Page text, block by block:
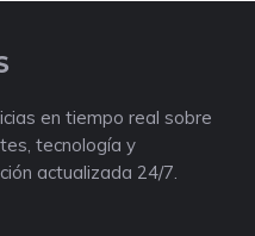
en tiempo real sobre
tecnología y
actualizada 24/7.